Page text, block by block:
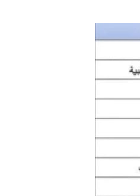
الإطاري
5 ساعات Ago
مجلس قيادة ثورة الإطار